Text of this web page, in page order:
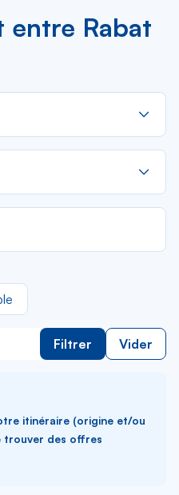
entre Rabat
Filtrer Vider
itinéraire (origine et/ou
trouver des offres